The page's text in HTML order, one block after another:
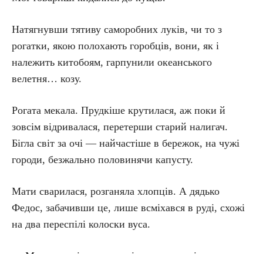
Натягнувши тятиву саморобних луків, чи то з
рогатки, якою полохають горобців, вони, як і
належить китобоям, гарпунили океанського
велетня… козу.
Рогата мекала. Прудкіше крутилася, аж поки й
зовсім відривалася, перетерши старий налигач.
Бігла світ за очі — найчастіше в бережок, на чужі
городи, безжально половинячи капусту.
Мати сварилася, розганяла хлопців. А дядько
Федос, забачивши це, лише всміхався в руді, схожі
на два переспілі колоски вуса.